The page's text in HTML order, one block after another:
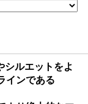
ルエットをよ
インである